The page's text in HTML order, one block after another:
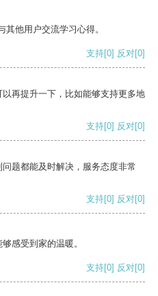
他用户交流学习心得。
支持[0] 反对[0]
再提升一下，比如能够支持更多地
支持[0] 反对[0]
题都能及时解决，服务态度非常
支持[0] 反对[0]
感受到家的温暖。
支持[0] 反对[0]